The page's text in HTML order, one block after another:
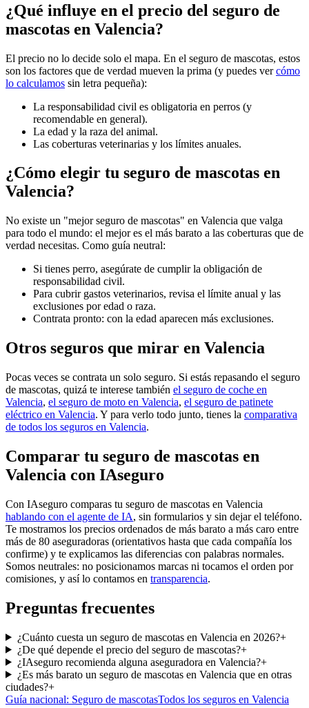
¿Qué influye en el precio del seguro de
mascotas en Valencia?
El precio no lo decide solo el mapa. En el seguro de mascotas, estos
son los factores que de verdad mueven la prima (y puedes vercómo
lo calculamos sin letra pequeña):
La responsabilidad civil es obligatoria en perros (y
recomendable en general).
La edad y la raza del animal.
Las coberturas veterinarias y los límites anuales.
¿Cómo elegir tu seguro de mascotas en
Valencia?
No existe un "mejor seguro de mascotas" en Valencia que valga
para todo el mundo: el mejor es el más barato a las coberturas que de
verdad necesitas. Como guía neutral:
Si tienes perro, asegúrate de cumplir la obligación de
responsabilidad civil.
Para cubrir gastos veterinarios, revisa el límite anual y las
exclusiones por edad o raza.
Contrata pronto: con la edad aparecen más exclusiones.
Otros seguros que mirar en Valencia
Pocas veces se contrata un solo seguro. Si estás repasando el seguro
de mascotas, quizá te interese también el seguro de coche en
Valencia, el seguro de moto en Valencia, el seguro de patinete
eléctrico en Valencia. Y para verlo todo junto, tienes la comparativa
de todos los seguros en Valencia.
Comparar tu seguro de mascotas en
Valencia con IAseguro
Con IAseguro comparas tu seguro de mascotas en Valencia
hablando con el agente de IA, sin formularios y sin dejar el teléfono.
Te mostramos los precios ordenados de más barato a más caro entre
más de 80 aseguradoras (orientativos hasta que cada compañía los
confirme) y te explicamos las diferencias con palabras normales.
Somos neutrales: no posicionamos marcas ni tocamos el orden por
comisiones, y así lo contamos en transparencia.
Preguntas frecuentes
¿Cuánto cuesta un seguro de mascotas en Valencia en 2026?+
¿De qué depende el precio del seguro de mascotas?+
¿IAseguro recomienda alguna aseguradora en Valencia?+
¿Es más barato un seguro de mascotas en Valencia que en otras
ciudades?+
Guía nacional: Seguro de mascotasTodos los seguros en Valencia